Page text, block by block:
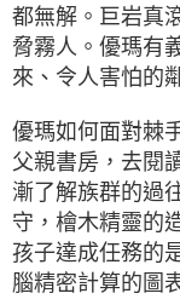
都無解。巨岩真
脅霧人。優瑪有
來、令人害怕的
優瑪如何面對棘
父親書房，去閱
漸了解族群的過
守，檜木精靈的
孩子達成任務的
腦精密計算的圖